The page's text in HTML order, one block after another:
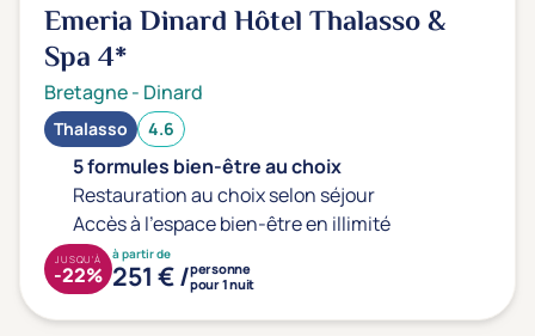
Emeria Dinard Hôtel Thalasso &
Spa4*
Bretagne- Dinard
Thalasso 4.6
5 formules bien-être au choix
Restauration au choix selon séjour
Accès à l'espace bien-être en illimité
à partir de
251 € /personne
pour 1 nuit
JUSQU'À
-22%